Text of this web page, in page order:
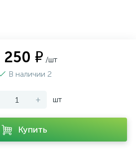
250 ₽ /шт
В наличии 2
+ шт
Купить